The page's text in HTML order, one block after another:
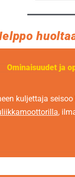
Ominaisuudet ja
kuljettaja
,